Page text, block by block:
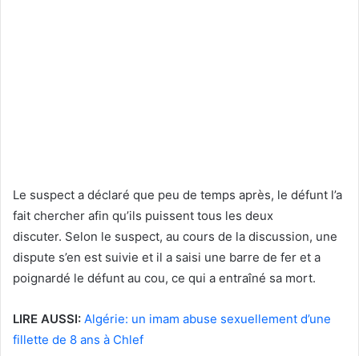
Le suspect a déclaré que peu de temps après, le défunt l’a
fait chercher afin qu’ils puissent tous les deux
discuter. Selon le suspect, au cours de la discussion, une
dispute s’en est suivie et il a saisi une barre de fer et a
poignardé le défunt au cou, ce qui a entraîné sa mort.
LIRE AUSSI: Algérie: un imam abuse sexuellement d’une
fillette de 8 ans à Chlef